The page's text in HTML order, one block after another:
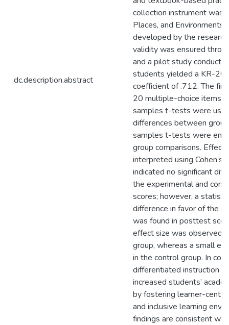
dc.description.abstract
collection instrument was
Places, and Environments
developed by the
validity was ensured
and a pilot study
students yielded a KR-20
coefficient of .712. The
20 multiple-choice items.
samples t-tests were
differences between
samples t-tests were
group comparisons. Effect
interpreted using Cohen’s
indicated no significant
the experimental and
scores; however, a
difference in favor of the
was found in posttest
effect size was observed
group, whereas a small
in the control group. In
differentiated instruction
increased students’
by fostering learner-
and inclusive learning
findings are consistent